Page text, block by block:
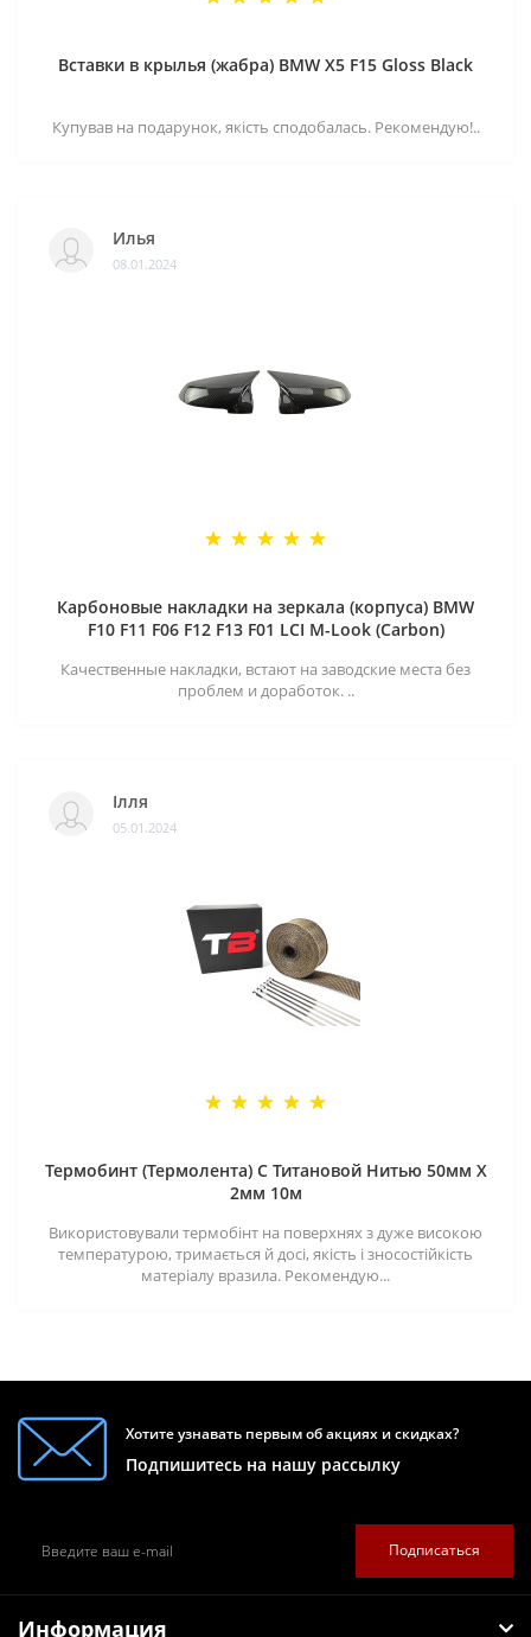
Вставки в крылья (жабра) BMW X5 F15 Gloss Black
Купував на подарунок, якість сподобалась. Рекомендую!..
Илья
08.01.2024
Карбоновые накладки на зеркала (корпуса) BMW
F10 F11 F06 F12 F13 F01 LCI M-Look (Carbon)
Качественные накладки, встают на заводские места без
проблем и доработок. ..
Ілля
05.01.2024
Термобинт (Термолента) С Титановой Нитью 50мм X
2мм 10м
Використовували термобінт на поверхнях з дуже високою
температурою, тримається й досі, якість і зносостійкість
матеріалу вразила. Рекомендую...
Хотите узнавать первым об акциях и скидках?
Подпишитесь на нашу рассылку
Подписаться
Информация